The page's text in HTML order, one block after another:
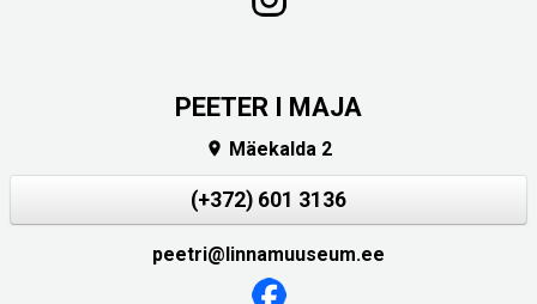
PEETER I MAJA
 Mäekalda 2
(+372) 601 3136
peetri@linnamuuseum.ee